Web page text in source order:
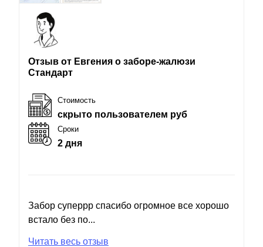
Отзыв от Евгения о заборе-жалюзи
Стандарт
Стоимость
скрыто пользователем руб
Сроки
2 дня
Забор суперрр спасибо огромное все хорошо
встало без по...
Читать весь отзыв